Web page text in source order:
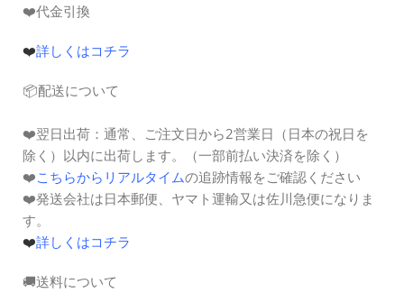
❤️代金引換
❤️詳しくはコチラ
📦配送について
❤️翌日出荷： 通常、ご注文日から2営業日（日本の祝日を
除く）以内に出荷します。（一部前払い決済を除く）
❤️こちらからリアルタイムの追跡情報をご確認ください
❤️発送会社は日本郵便、ヤマト運輸又は佐川急便になりま
す。
❤️詳しくはコチラ
🚚送料について